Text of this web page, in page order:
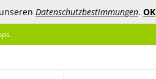
Datenschutzbestimmungen. OK